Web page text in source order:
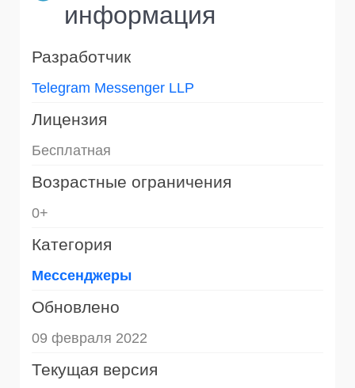
информация
Разработчик
Telegram Messenger LLP
Лицензия
Бесплатная
Возрастные ограничения
0+
Категория
Мессенджеры
Обновлено
09 февраля 2022
Текущая версия